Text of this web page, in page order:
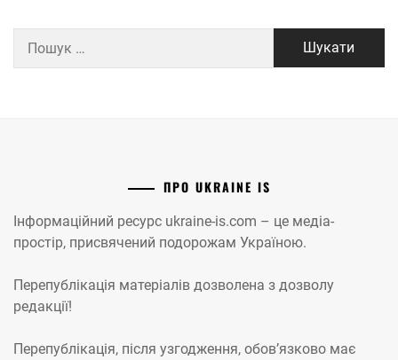
ПРО UKRAINE IS
Інформаційний ресурс ukraine-is.com – це медіа-
простір, присвячений подорожам Україною.
Перепублікація матеріалів дозволена з дозволу
редакції!
Перепублікація, після узгодження, обов’язково має